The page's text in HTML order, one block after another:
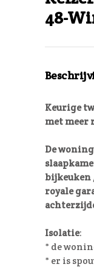
48-
Keurige
met meer
De
bijkeuken
royale
Isolatie:
* de
* er is